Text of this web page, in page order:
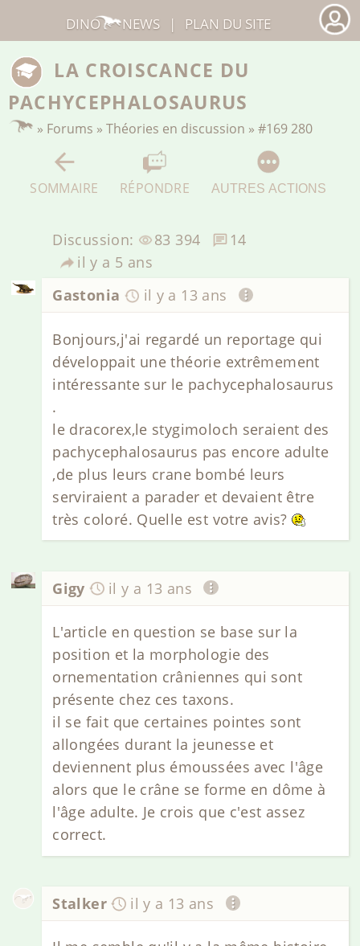
LA CROISCANCE DU
PACHYCEPHALOSAURUS
» Forums »Théories en discussion »#169 280
SOMMAIRE RÉPONDRE AUTRES ACTIONS
Discussion: 83 394
14
il y a 5 ans
Gastonia
il y a 13 ans
Bonjours,j'ai regardé un reportage qui
développait une théorie extrêmement
intéressante sur le pachycephalosaurus
.
le dracorex,le stygimoloch seraient des
pachycephalosaurus pas encore adulte
,de plus leurs crane bombé leurs
serviraient a parader et devaient être
très coloré. Quelle est votre avis?
Gigy il y a 13 ans
L'article en question se base sur la
position et la morphologie des
ornementation crâniennes qui sont
présente chez ces taxons.
il se fait que certaines pointes sont
allongées durant la jeunesse et
deviennent plus émoussées avec l'âge
alors que le crâne se forme en dôme à
l'âge adulte. Je crois que c'est assez
correct.
Stalker il y a 13 ans
DINO NEWS | PLAN DU SITE